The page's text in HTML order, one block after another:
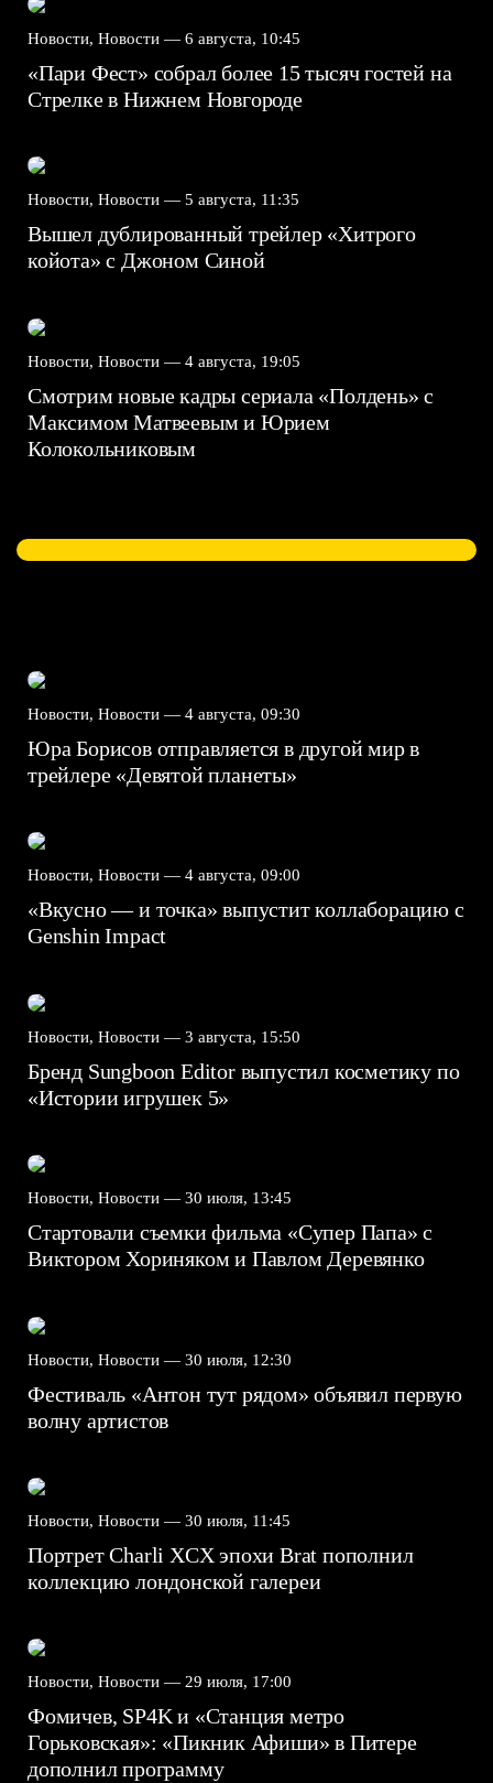
Новости, Новости — 6 августа, 10:45
«Пари Фест» собрал более 15 тысяч гостей на
Стрелке в Нижнем Новгороде
Новости, Новости — 5 августа, 11:35
Вышел дублированный трейлер «Хитрого
койота» с Джоном Синой
Новости, Новости — 4 августа, 19:05
Смотрим новые кадры сериала «Полдень» с
Максимом Матвеевым и Юрием
Колокольниковым
Новости, Новости — 4 августа, 09:30
Юра Борисов отправляется в другой мир в
трейлере «Девятой планеты»
Новости, Новости — 4 августа, 09:00
«Вкусно — и точка» выпустит коллаборацию с
Genshin Impact⁠⁠
Новости, Новости — 3 августа, 15:50
Бренд Sungboon Editor выпустил косметику по
«Истории игрушек 5»
Новости, Новости — 30 июля, 13:45
Стартовали съемки фильма «Супер Папа» с
Виктором Хориняком и Павлом Деревянко
Новости, Новости — 30 июля, 12:30
Фестиваль «Антон тут рядом» объявил первую
волну артистов
Новости, Новости — 30 июля, 11:45
Портрет Charli XCX эпохи Brat пополнил
коллекцию лондонской галереи
Новости, Новости — 29 июля, 17:00
Фомичев, SP4K и «Станция метро
Горьковская»: «Пикник Афиши» в Питере
дополнил программу